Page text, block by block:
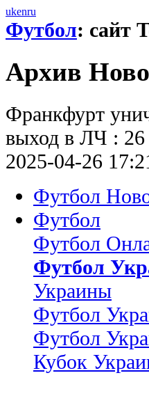
ukenru
Футбол: сайт
Архив
Франкфурт
выход в ЛЧ : 26
2025-04-26
Футбол
Футбол
Футбол
Футбол
Украины
Футбол
Футбол
Кубок